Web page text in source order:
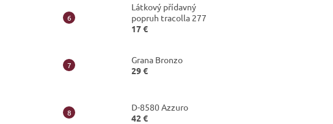
Látkový přídavný
popruh tracolla 277
17 €
Grana Bronzo
29 €
D-8580 Azzuro
42 €